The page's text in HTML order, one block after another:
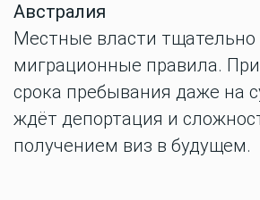
Австралия
Местные власти
миграционные правила.
срока пребывания даже на
ждёт депортация и
получением виз в будущем.